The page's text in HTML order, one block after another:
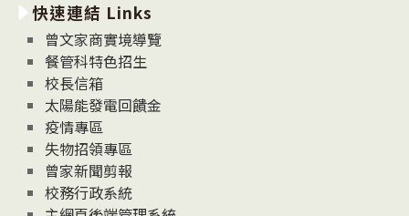
消
息
News
快速連結 Links
曾文家商實境導覽
餐管科特色招生
校長信箱
太陽能發電回饋金
疫情專區
失物招領專區
曾家新聞剪報
校務行政系統